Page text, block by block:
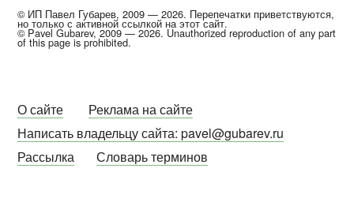
© ИП Павел Губарев, 2009 — 2026. Перепечатки приветствуются,
но только с активной ссылкой на этот сайт.
© Pavel Gubarev, 2009 — 2026. Unauthorized reproduction of any part
of this page is prohibited.
О сайте
Реклама на сайте
Написать владельцу сайта: pavel@gubarev.ru
Рассылка
Словарь терминов